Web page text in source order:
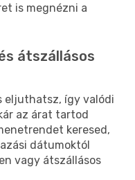
is megnézni a
átszállásos
eljuthatsz, így valódi
az árat tartod
keresed,
dátumoktól
vagy átszállásos